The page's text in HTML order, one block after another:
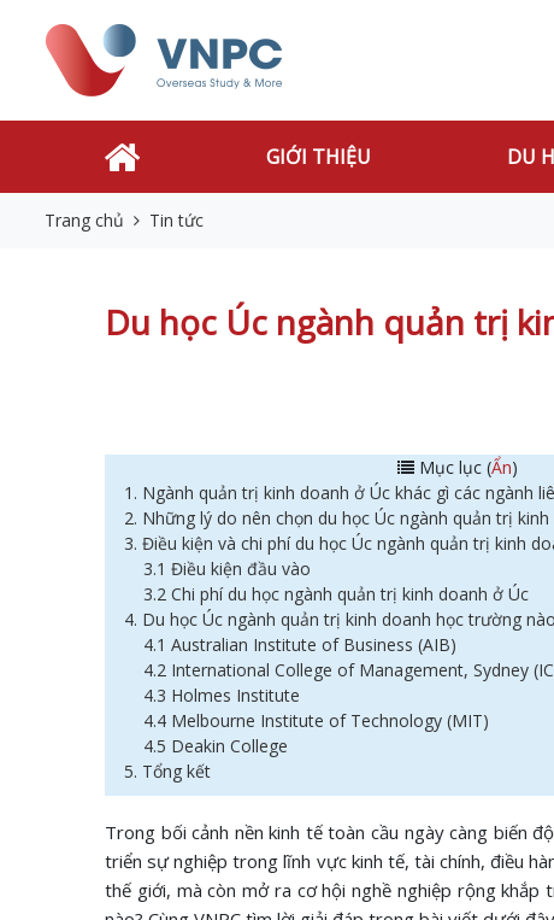
GIỚI THIỆU DU
Trang chủ Tin tức
Du học Úc ngành quản trị
Mục lục (Ẩn)
1. Ngành quản trị kinh doanh ở Úc khác gì các ngành
2. Những lý do nên chọn du học Úc ngành quản trị kinh
3. Điều kiện và chi phí du học Úc ngành quản trị kinh
3.1 Điều kiện đầu vào
3.2 Chi phí du học ngành quản trị kinh doanh ở Úc
4. Du học Úc ngành quản trị kinh doanh học trường
4.1 Australian Institute of Business (AIB)
4.2 International College of Management, Sydney
4.3 Holmes Institute
4.4 Melbourne Institute of Technology (MIT)
4.5 Deakin College
5. Tổng kết
Trong bối cảnh nền kinh tế toàn cầu ngày càng biến
triển sự nghiệp trong lĩnh vực kinh tế, tài chính, điều
thế giới, mà còn mở ra cơ hội nghề nghiệp rộng khắp